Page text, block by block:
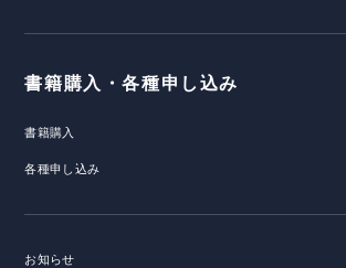
書籍購入・各種申し込み
書籍購入
各種申し込み
お知らせ